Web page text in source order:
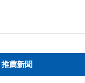
推薦新聞